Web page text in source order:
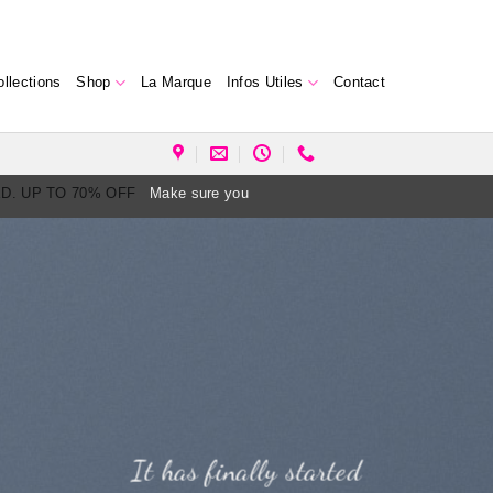
Shop La Marque Infos Utiles Contact
UP TO 70% OFF Make sure you
It has finally started